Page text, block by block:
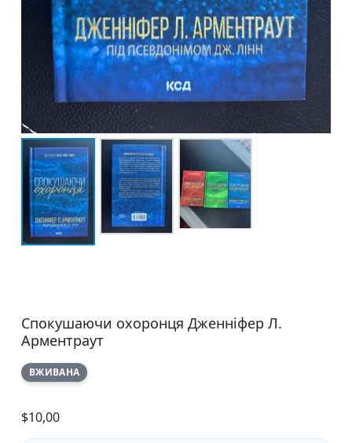
Спокушаючи охоронця Дженніфер Л.
Арментраут
ВЖИВАНА
$10,00